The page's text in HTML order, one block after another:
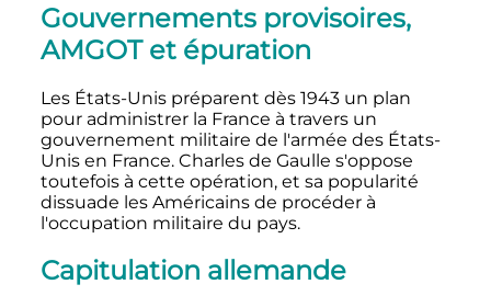
Gouvernements provisoires,
AMGOT et épuration
Les États-Unis préparent dès 1943 un plan
pour administrer la France à travers un
gouvernement militaire de l'armée des États-
Unis en France. Charles de Gaulle s'oppose
toutefois à cette opération, et sa popularité
dissuade les Américains de procéder à
l'occupation militaire du pays.
Capitulation allemande